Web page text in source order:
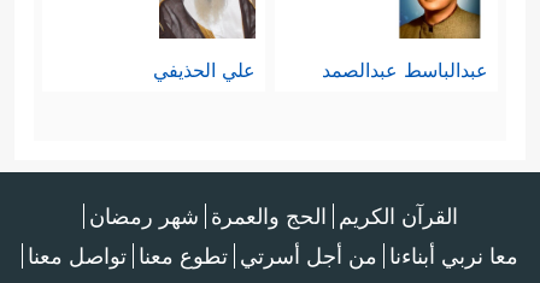
رَّبِّ أَعُوذُ بِكَ مِنۡ هَمَزَ ٰ⁠تِ ٱلشَّیَـٰطِینِ﴿٩٧﴾
بِكَ رَبِّ أَن یَحۡضُرُونِ﴾
عبدالباسط عبدالصمد علي الحذيفي
القرآن الكريم الحج والعمرة شهر رمضان
معا نربي أبناءنا من أجل أسرتي تطوع معنا تواصل معنا